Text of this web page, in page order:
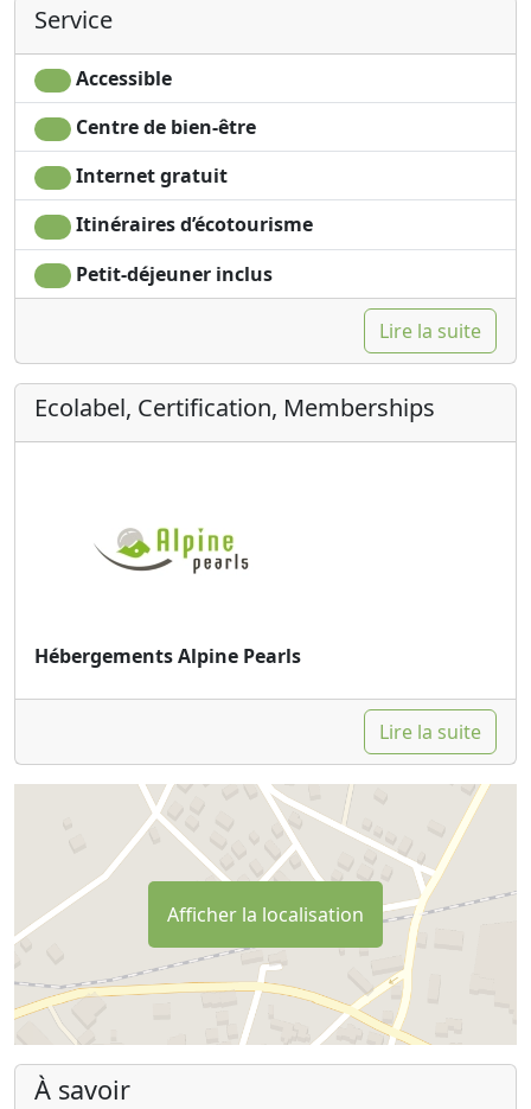
Service
Accessible
Centre de bien-être
Internet gratuit
Itinéraires d’écotourisme
Petit-déjeuner inclus
Lire la suite
Ecolabel, Certification, Memberships
Hébergements Alpine Pearls
Lire la suite
Afficher la localisation
À savoir